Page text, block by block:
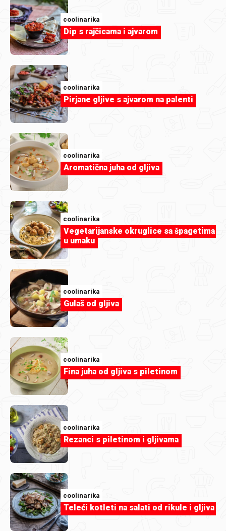
coolinarika
Torta od kokosa koja se ne peče
coolinarika
Mileramka u čaši
coolinarika
Napuljski sladoled na štapiću
coolinarika
Dip s rajčicama i ajvarom
coolinarika
Pirjane gljive s ajvarom na palenti
coolinarika
Aromatična juha od gljiva
coolinarika
Vegetarijanske okruglice sa špagetima
u umaku
coolinarika
Gulaš od gljiva
coolinarika
Fina juha od gljiva s piletinom
coolinarika
Rezanci s piletinom i gljivama
coolinarika
Teleći kotleti na salati od rikule i gljiva